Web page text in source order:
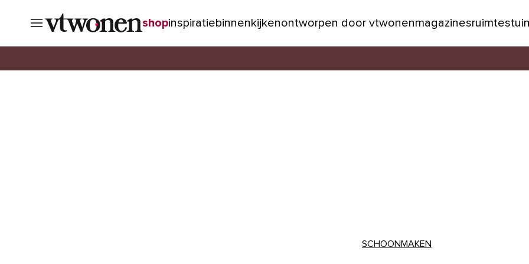
shopinspiratiebinnenkijkenontworpen door vtwonenmagazinesruimtestuin
SCHOONMAKEN